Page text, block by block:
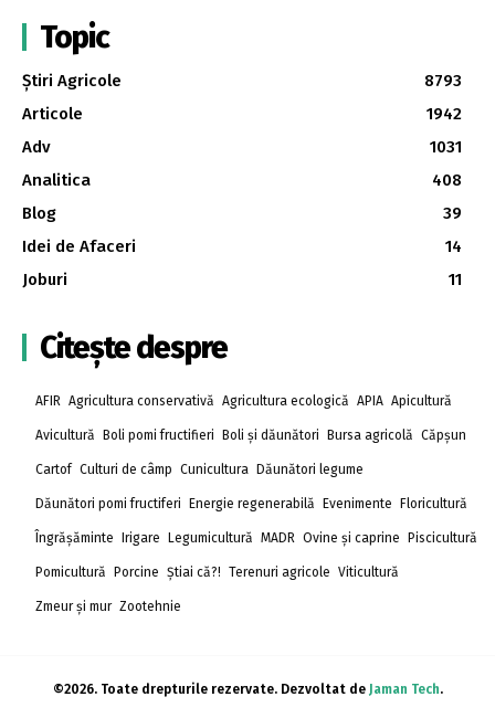
Topic
Știri Agricole
8793
Articole
1942
Adv
1031
Analitica
408
Blog
39
Idei de Afaceri
14
Joburi
11
Citește despre
AFIR Agricultura conservativă Agricultura ecologică APIA Apicultură
Avicultură Boli pomi fructifieri Boli și dăunători Bursa agricolă Căpșun
Cartof Culturi de câmp Cunicultura Dăunători legume
Dăunători pomi fructiferi Energie regenerabilă Evenimente Floricultură
Îngrășăminte Irigare Legumicultură MADR Ovine și caprine Piscicultură
Pomicultură Porcine Știai că?! Terenuri agricole Viticultură
Zmeur și mur Zootehnie
©2026. Toate drepturile rezervate. Dezvoltat de Jaman Tech.